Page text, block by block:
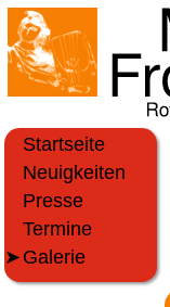
Startseite
Neuigkeiten
Presse
Termine
Galerie